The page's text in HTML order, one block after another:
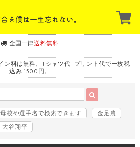
全国一律送料無料
ン料は無料、Tシャツ代+プリント代で一枚税
込み 1500円。
母校や選手名で検索できます
金足農
大谷翔平